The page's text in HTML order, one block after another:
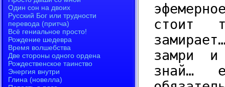
стоит
замри
знай…